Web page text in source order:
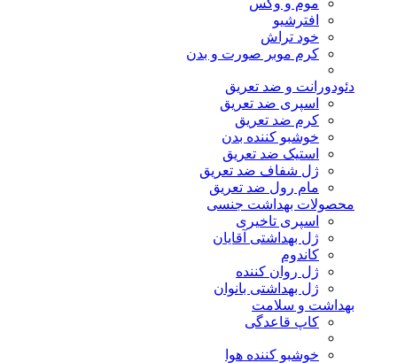
موم و وکس
افترشیو
خود تراش
کرم موبر صورت و بدن
دئودورانت و ضد تعریق
اسپری ضد تعریق
کرم ضد تعریق
خوشبو کننده بدن
استیک ضد تعریق
ژل شفاف ضد تعریق
مام رول ضد تعریق
محصولات بهداشت جنسی
اسپری تاخیری
ژل بهداشتی آقایان
کاندوم
ژل روان کننده
ژل بهداشتی بانوان
بهداشت و سلامت
کاپ قاعدگی
خوشبو کننده هوا